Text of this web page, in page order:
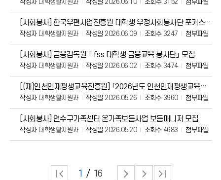
작성자대학생활지원과 작성일 2026.06.10 조회수3152 첨부파일
[사회봉사] 한국우편사업진흥원 대학생 우정사회봉사단 포커스온 7기 모집
작성자대학생활지원과 작성일 2026.06.09 조회수3247 첨부파일
[사회봉사] 금융감독원 「 fss 대학생 금융교육 봉사단」 모집
작성자대학생활지원과 작성일 2026.06.02 조회수3474 첨부파일
[(재)인천인재평생교육진흥원] 「2026년도 인천인재평생교육진흥원 대학생 해외봉사」 장학생
작성자대학생활지원과 작성일 2026.05.26 조회수3960 첨부파일
[사회봉사] 연수구가족센터 온가족보듬사업 보듬매니저 모집
작성자대학생활지원과 작성일 2026.05.20 조회수4683 첨부파일
1 16